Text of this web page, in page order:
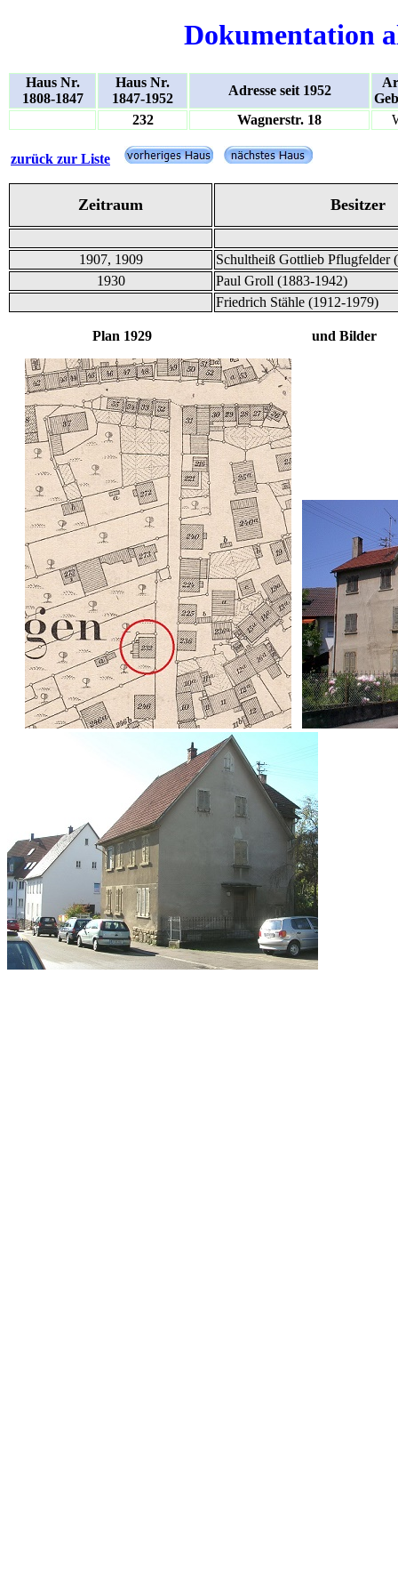
Dokumentation
Haus Nr.
1808-1847
Haus Nr.
1847-1952
Adresse seit 1952
232
Wagnerstr. 18
zurück zur Liste
Zeitraum Besitzer
1907, 1909
Schultheiß Gottlieb Pflugfelder
1930
Paul Groll (1883-1942)
Friedrich Stähle (1912-1979)
Plan 1929 und Bilder